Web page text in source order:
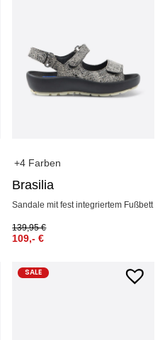
+4 Farben
Brasilia
Sandale mit fest integriertem Fußbett
139,95€
109,-€
SALE